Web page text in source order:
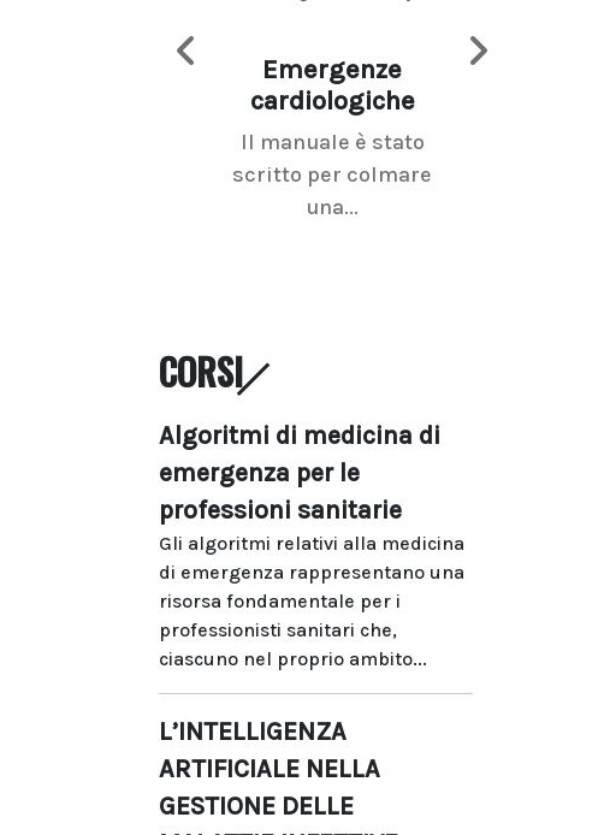
Emergenze
cardiologiche
Il manuale è stato
scritto per colmare
una...
CORSI
Algoritmi di medicina di
emergenza per le
professioni sanitarie
Gli algoritmi relativi alla medicina
di emergenza rappresentano una
risorsa fondamentale per i
professionisti sanitari che,
ciascuno nel proprio ambito...
L’INTELLIGENZA
ARTIFICIALE NELLA
GESTIONE DELLE